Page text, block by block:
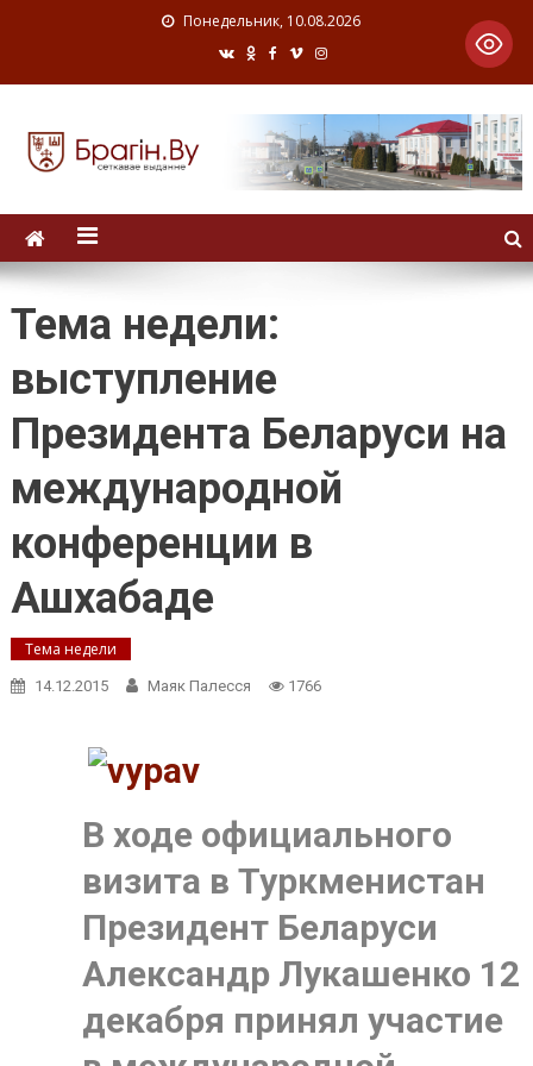
Понедельник, 10.08.2026
Тема недели:
выступление
Президента Беларуси на
международной
конференции в
Ашхабаде
Тема недели
14.12.2015 Маяк Палесся 1766
В ходе официального
визита в Туркменистан
Президент Беларуси
Александр Лукашенко 12
декабря принял участие